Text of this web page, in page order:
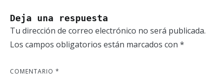
Deja una respuesta
Tu dirección de correo electrónico no será publicada.
Los campos obligatorios están marcados con *
COMENTARIO *